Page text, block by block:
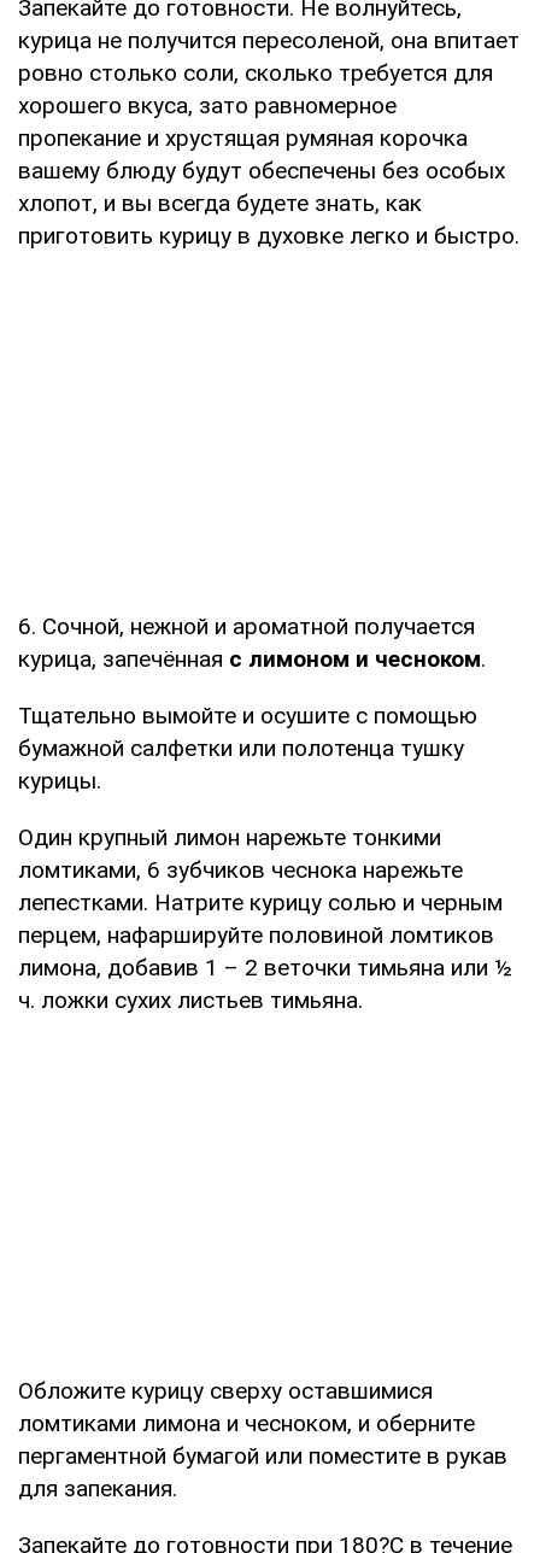
Запекайте до готовности. Не волнуйтесь,
курица не получится пересоленой, она впитает
ровно столько соли, сколько требуется для
хорошего вкуса, зато равномерное
пропекание и хрустящая румяная корочка
вашему блюду будут обеспечены без особых
хлопот, и вы всегда будете знать, как
приготовить курицу в духовке легко и быстро.
6. Сочной, нежной и ароматной получается
курица, запечённая с лимоном и чесноком.
Тщательно вымойте и осушите с помощью
бумажной салфетки или полотенца тушку
курицы.
Один крупный лимон нарежьте тонкими
ломтиками, 6 зубчиков чеснока нарежьте
лепестками. Натрите курицу солью и черным
перцем, нафаршируйте половиной ломтиков
лимона, добавив 1 – 2 веточки тимьяна или ½
ч. ложки сухих листьев тимьяна.
Обложите курицу сверху оставшимися
ломтиками лимона и чесноком, и оберните
пергаментной бумагой или поместите в рукав
для запекания.
Запекайте до готовности при 180?С в течение